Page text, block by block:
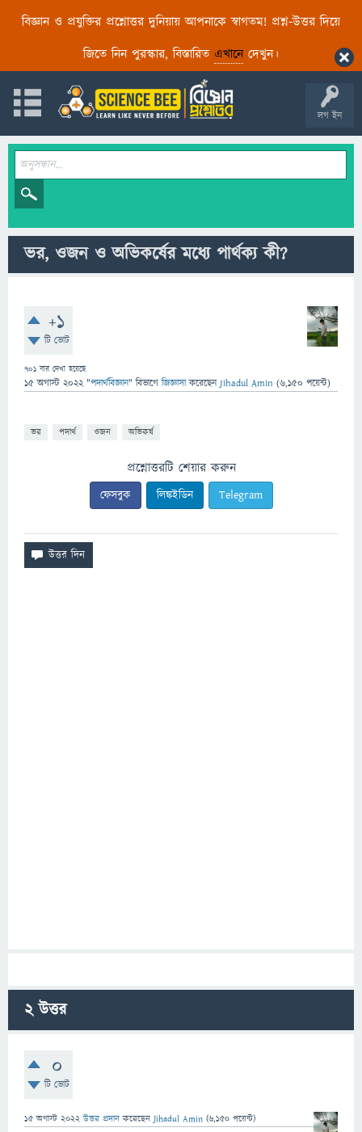
বিজ্ঞান ও প্রযুক্তির প্রশ্নোত্তর দুনিয়ায় আপনাকে স্বাগতম! প্রশ্ন-উত্তর দিয়ে
জিতে নিন পুরস্কার, বিস্তারিত এখানেদেখুন।
লগ ইন
ভর, ওজন ও অভিকর্ষের মধ্যে পার্থক্য কী?
+1
টি ভোট
701 বার দেখা হয়েছে
15 অগাস্ট 2022 "পদার্থবিজ্ঞান" বিভাগে জিজ্ঞাসাকরেছেনJihadul Amin (6,150 পয়েন্ট)
ভর পদার্থ ওজন অভিকর্ষ
প্রশ্নোত্তরটি শেয়ার করুন
ফেসবুক লিঙ্কইডিন Telegram
2উত্তর
0
টি ভোট
15 অগাস্ট 2022 উত্তর প্রদান করেছেনJihadul Amin (6,150 পয়েন্ট)